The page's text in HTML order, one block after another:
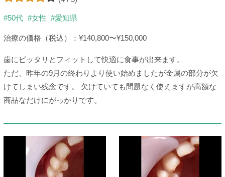
#50代 #女性 #愛知県
治療の価格（税込）：¥140,800〜¥150,000
歯にピッタリとフィットして快適に食事が出来ます。
ただ、昨年の9月の終わりより使い始めましたが金属の部分が欠
けてしまい残念です。 欠けていても問題なく使えますが高額な
商品なだけにがっかりです。